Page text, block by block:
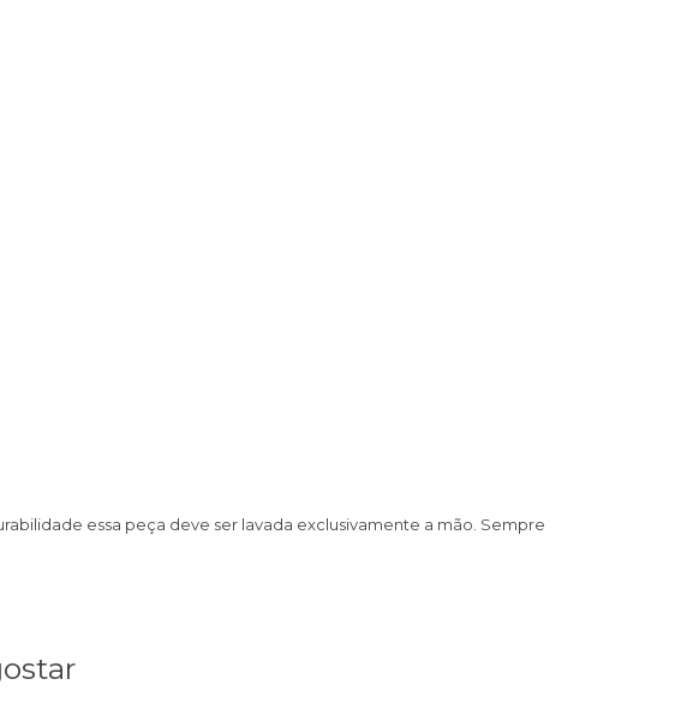
essa peça deve ser lavada exclusivamente a mão. Sempre